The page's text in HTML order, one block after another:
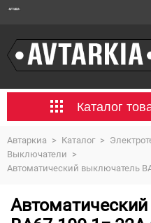
Каталог
Автаркиа > Каталог >
Выключатели >
Автоматический выключатель